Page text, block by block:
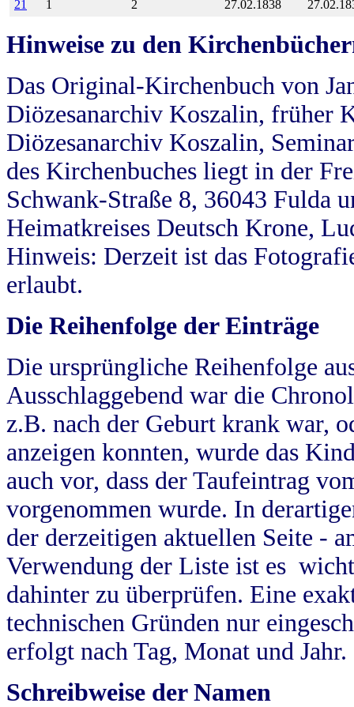
21
1 2 27.02.1838
Hinweise zu den
Das Original-Kirchenbuch von
Diözesanarchiv Koszalin, früher
Diözesanarchiv Koszalin,
des Kirchenbuches liegt in der
Schwank-Straße 8, 36043 Fulda
Heimatkreises Deutsch Krone,
Hinweis: Derzeit ist das
erlaubt.
Die Reihenfolge der Einträge
Die ursprüngliche Reihenfolge
Ausschlaggebend war die
z.B. nach der Geburt krank war,
anzeigen konnten, wurde das
auch vor, dass der Taufeintrag
vorgenommen wurde. In
der derzeitigen aktuellen Seite -
Verwendung der Liste ist es
dahinter zu überprüfen. Eine
technischen Gründen nur
erfolgt nach Tag, Monat und Jahr.
Schreibweise der Namen